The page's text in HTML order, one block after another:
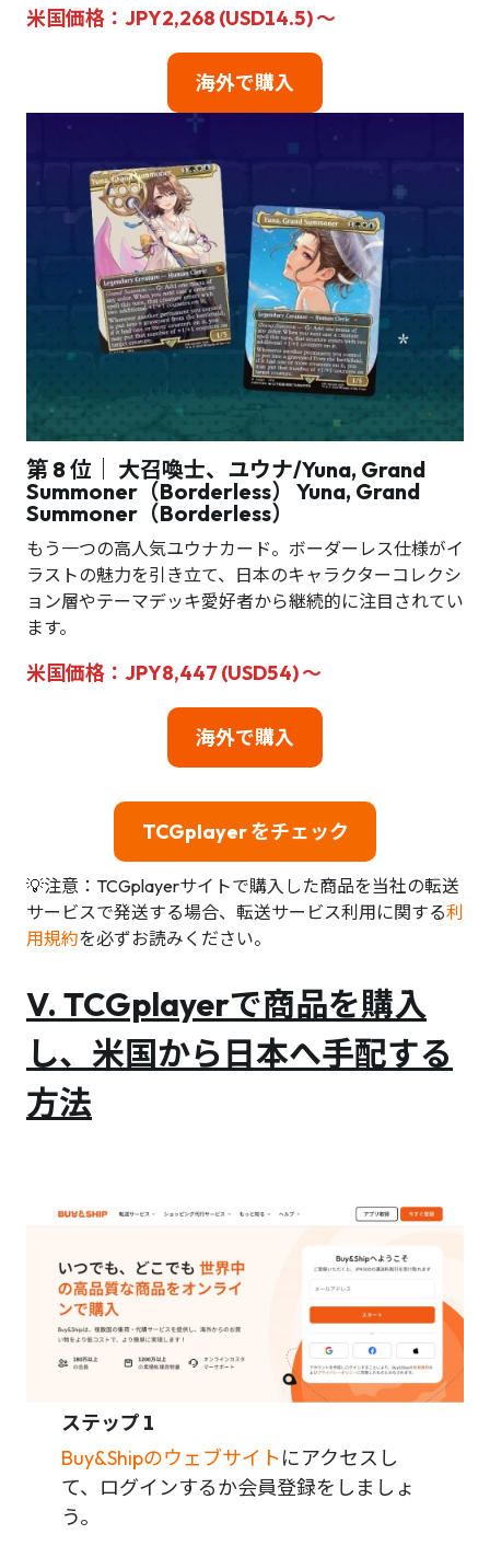
米国価格：JPY2,268 (USD14.5) ～
海外で購入
第 8 位｜ 大召喚士、ユウナ/Yuna, Grand
Summoner（Borderless）
Yuna, Grand
Summoner（Borderless）
もう一つの高人気ユウナカード。ボーダーレス仕様がイ
ラストの魅力を引き立て、日本のキャラクターコレクシ
ョン層やテーマデッキ愛好者から継続的に注目されてい
ます。
米国価格：JPY8,447 (USD54) ～
海外で購入
TCGplayer をチェック
💡注意：TCGplayerサイトで購入した商品を当社の転送
サービスで発送する場合、転送サービス利用に関する利
用規約を必ずお読みください。
V. TCGplayerで商品を購入
し、米国から日本へ手配する
方法
ステップ 1
Buy&Shipのウェブサイトにアクセスし
て、ログインするか会員登録をしましょ
う。